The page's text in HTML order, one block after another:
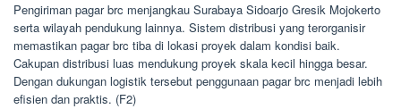
Pengiriman pagar brc menjangkau Surabaya Sidoarjo Gresik Mojokerto
serta wilayah pendukung lainnya. Sistem distribusi yang terorganisir
memastikan pagar brc tiba di lokasi proyek dalam kondisi baik.
Cakupan distribusi luas mendukung proyek skala kecil hingga besar.
Dengan dukungan logistik tersebut penggunaan pagar brc menjadi lebih
efisien dan praktis. (F2)